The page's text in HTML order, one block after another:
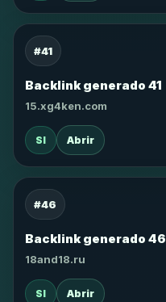
#41
Backlink generado 41
15.xg4ken.com
SI Abrir
#46
Backlink generado 46
18and18.ru
SI Abrir